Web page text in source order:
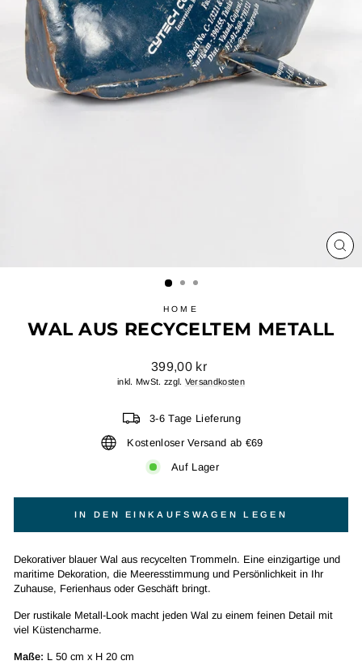
HOME
WAL AUS RECYCELTEM METALL
Normaler
Preis
399,00 kr
inkl. MwSt. zzgl. Versandkosten
3-6 Tage Lieferung
Kostenloser Versand ab €69
Auf Lager
IN DEN EINKAUFSWAGEN LEGEN
Dekorativer blauer Wal aus recycelten Trommeln. Eine einzigartige und
maritime Dekoration, die Meeresstimmung und Persönlichkeit in Ihr
Zuhause, Ferienhaus oder Geschäft bringt.
Der rustikale Metall-Look macht jeden Wal zu einem feinen Detail mit
viel Küstencharme.
Maße: L 50 cm x H 20 cm